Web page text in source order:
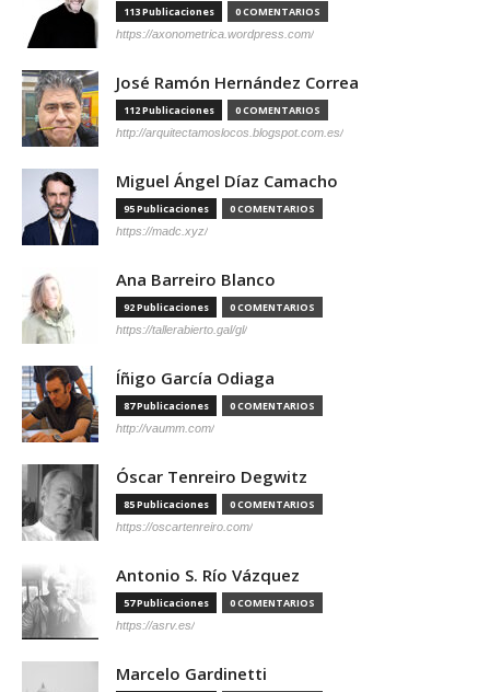
113 Publicaciones 0 COMENTARIOS
https://axonometrica.wordpress.com/
José Ramón Hernández Correa
112 Publicaciones 0 COMENTARIOS
http://arquitectamoslocos.blogspot.com.es/
Miguel Ángel Díaz Camacho
95 Publicaciones 0 COMENTARIOS
https://madc.xyz/
Ana Barreiro Blanco
92 Publicaciones 0 COMENTARIOS
https://tallerabierto.gal/gl/
Íñigo García Odiaga
87 Publicaciones 0 COMENTARIOS
http://vaumm.com/
Óscar Tenreiro Degwitz
85 Publicaciones 0 COMENTARIOS
https://oscartenreiro.com/
Antonio S. Río Vázquez
57 Publicaciones 0 COMENTARIOS
https://asrv.es/
Marcelo Gardinetti